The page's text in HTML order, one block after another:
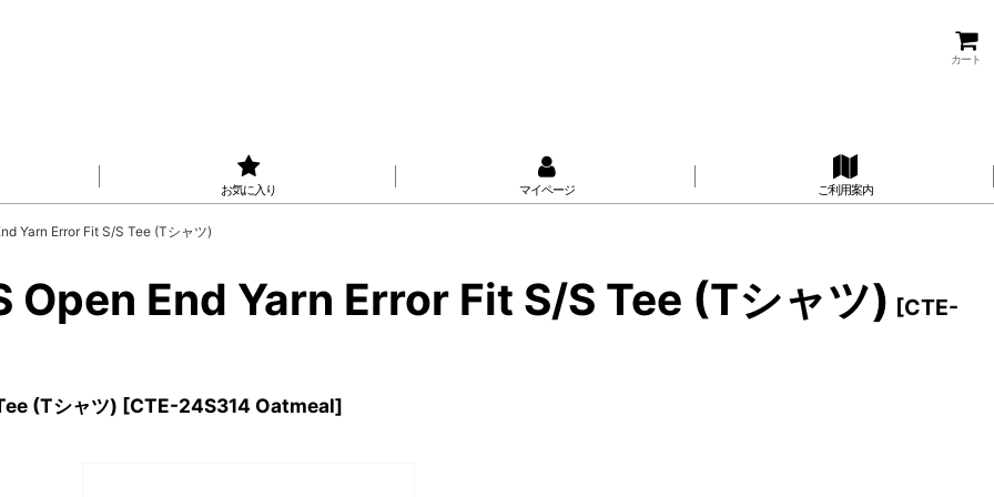
カート
お気に入り マイページ ご利用案内
Yarn Error Fit S/S Tee (Tシャツ)
Open End Yarn Error Fit S/S Tee (Tシャツ) [CTE-
(Tシャツ) [CTE-24S314 Oatmeal]